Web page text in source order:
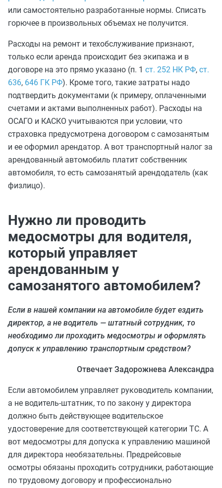
или самостоятельно разработанные нормы. Списать
горючее в произвольных объемах не получится.
Расходы на ремонт и техобслуживание признают,
только если аренда происходит без экипажа и в
договоре на это прямо указано (п. 1 ст. 252 НК РФ, ст.
636, 646 ГК РФ). Кроме того, такие затраты надо
подтвердить документами (к примеру, оплаченными
счетами и актами выполненных работ). Расходы на
ОСАГО и КАСКО учитываются при условии, что
страховка предусмотрена договором с самозанятым
и ее оформил арендатор. А вот транспортный налог за
арендованный автомобиль платит собственник
автомобиля, то есть самозанятый арендодатель (как
физлицо).
Нужно ли проводить
медосмотры для водителя,
который управляет
арендованным у
самозанятого автомобилем?
Если в нашей компании на автомобиле будет ездить
директор, а не водитель — штатный сотрудник, то
необходимо ли проходить медосмотры и оформлять
допуск к управлению транспортным средством?
Отвечает Задорожнева Александра
Если автомобилем управляет руководитель компании,
а не водитель-штатник, то по закону у директора
должно быть действующее водительское
удостоверение для соответствующей категории ТС. А
вот медосмотры для допуска к управлению машиной
для директора необязательны. Предрейсовые
осмотры обязаны проходить сотрудники, работающие
по трудовому договору и профессионально